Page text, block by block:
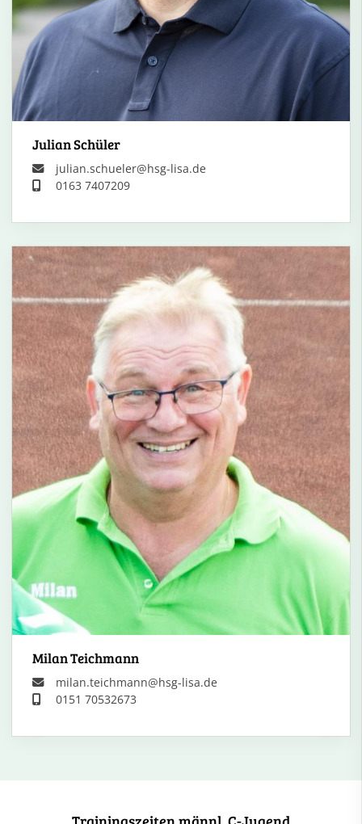
Julian Schüler
julian.schueler@hsg-lisa.de
0163 7407209
Milan Teichmann
milan.teichmann@hsg-lisa.de
0151 70532673